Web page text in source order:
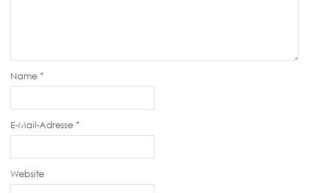
Name *
E-Mail-Adresse *
Website